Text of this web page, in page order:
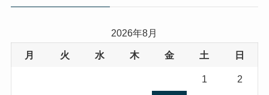
2026年8月
月 火 水 木 金 土 日
1 2